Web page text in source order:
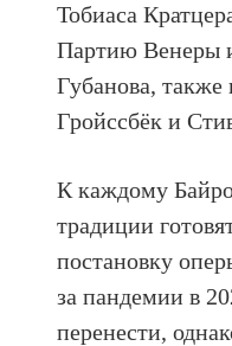
Тобиаса
Партию Венеры
Губанова,
Гройссбёк и
К каждому
традиции
постановку
за пандемии в
перенести,